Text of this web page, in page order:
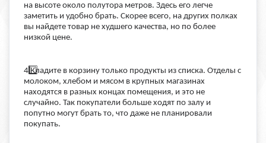
на высоте около полутора метров. Здесь его легче
заметить и удобно брать. Скорее всего, на других полках
вы найдете товар не худшего качества, но по более
низкой цене.
4️Кладите в корзину только продукты из списка. Отделы с
молоком, хлебом и мясом в крупных магазинах
находятся в разных концах помещения, и это не
случайно. Так покупатели больше ходят по залу и
попутно могут брать то, что даже не планировали
покупать.